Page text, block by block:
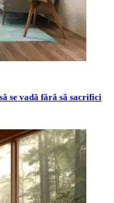
se vadă fără să sacrifici